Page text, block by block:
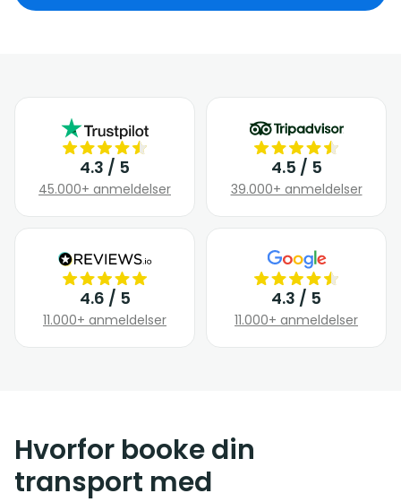
4.3 / 5
45.000+ anmeldelser
4.5 / 5
39.000+ anmeldelser
4.6 / 5
11.000+ anmeldelser
4.3 / 5
11.000+ anmeldelser
Hvorfor booke din
transport med